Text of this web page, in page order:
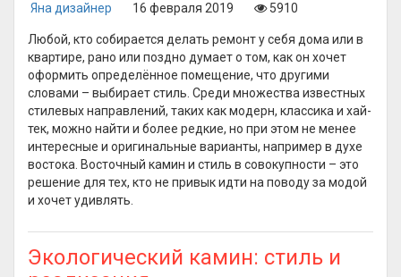
Яна дизайнер 16 февраля 2019 5910
Любой, кто собирается делать ремонт у себя дома или в
квартире, рано или поздно думает о том, как он хочет
оформить определённое помещение, что другими
словами – выбирает стиль. Среди множества известных
стилевых направлений, таких как модерн, классика и хай-
тек, можно найти и более редкие, но при этом не менее
интересные и оригинальные варианты, например в духе
востока. Восточный камин и стиль в совокупности – это
решение для тех, кто не привык идти на поводу за модой
и хочет удивлять.
Экологический камин: стиль и